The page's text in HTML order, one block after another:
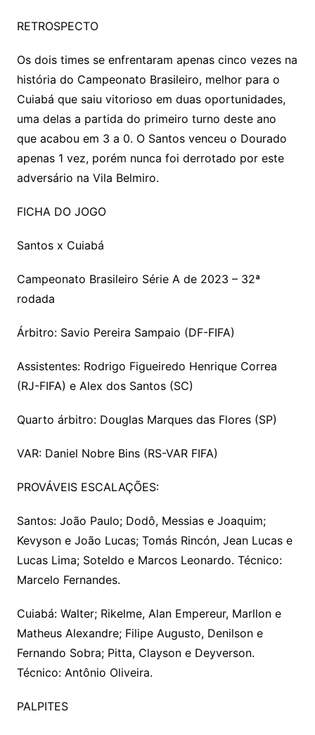
RETROSPECTO
Os dois times se enfrentaram apenas cinco vezes na
história do Campeonato Brasileiro, melhor para o
Cuiabá que saiu vitorioso em duas oportunidades,
uma delas a partida do primeiro turno deste ano
que acabou em 3 a 0. O Santos venceu o Dourado
apenas 1 vez, porém nunca foi derrotado por este
adversário na Vila Belmiro.
FICHA DO JOGO
Santos x Cuiabá
Campeonato Brasileiro Série A de 2023 – 32ª
rodada
Árbitro: Savio Pereira Sampaio (DF-FIFA)
Assistentes: Rodrigo Figueiredo Henrique Correa
(RJ-FIFA) e Alex dos Santos (SC)
Quarto árbitro: Douglas Marques das Flores (SP)
VAR: Daniel Nobre Bins (RS-VAR FIFA)
PROVÁVEIS ESCALAÇÕES:
Santos: João Paulo; Dodô, Messias e Joaquim;
Kevyson e João Lucas; Tomás Rincón, Jean Lucas e
Lucas Lima; Soteldo e Marcos Leonardo. Técnico:
Marcelo Fernandes.
Cuiabá: Walter; Rikelme, Alan Empereur, Marllon e
Matheus Alexandre; Filipe Augusto, Denilson e
Fernando Sobra; Pitta, Clayson e Deyverson.
Técnico: Antônio Oliveira.
PALPITES